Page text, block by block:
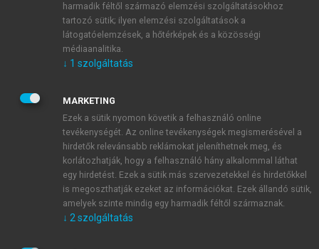
JELSZÓ
JELSZÓ ÚJRA
Kérek értesítést a MeRSZ újdonságairól, akcióiról.
Kérek értesítést az Akadémiai Kiadó Zrt. újdonságairól,
harmadik féltől származó elemzési szolgáltatásokhoz
tartozó sütik; ilyen elemzési szolgáltatások a
látogatóelemzések, a hőtérképek és a közösségi
médiaanalitika.
↓ 1 szolgáltatás
MARKETING
Ezek a sütik nyomon követik a felhasználó online
tevékenységét. Az online tevékenységek megismerésével a
hirdetők relevánsabb reklámokat jeleníthetnek meg, és
korlátozhatják, hogy a felhasználó hány alkalommal láthat
egy hirdetést. Ezek a sütik más szervezetekkel és hirdetőkkel
is megoszthatják ezeket az információkat. Ezek állandó sütik,
amelyek szinte mindig egy harmadik féltől származnak.
↓ 2 szolgáltatás